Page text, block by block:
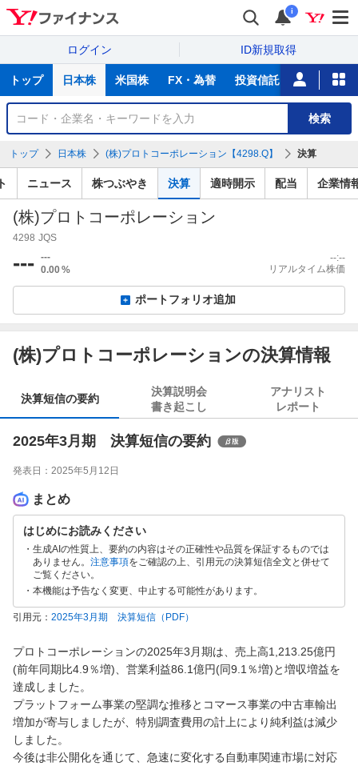
i
ログイン ID新規取得
サ
トップ 日本株 米国株 FX・為替 投資信託 ニュース
銘
検
検索
トップ 日本株 (株)プロトコーポレーション【4298.Q】 決算
ニュース 株つぶやき 決算 適時開示 配当 企業情
(株)プロトコーポレーション
4298 JQS
--- ---
0.00%
--:--
リアルタイム株価
ポートフォリオ追加
(株)プロトコーポレーションの決算情報
決算短信の要約
決算説明会
書き起こし
アナリスト
レポート
2025年3月期 決算短信の要約
発表日： 2025年5月12日
まとめ
はじめにお読みください
生成AIの性質上、要約の内容はその正確性や品質を保証するものでは
ありません。 注意事項をご確認の上、引用元の決算短信全文と併せて
ご覧ください。
本機能は予告なく変更、中止する可能性があります。
引用元： 2025年3月期 決算短信 （PDF）
プロトコーポレーションの2025年3月期は、売上高1,213.25億円
(前年同期比4.9％増)、営業利益86.1億円(同9.1％増)と増収増益を
達成しました。
プラットフォーム事業の堅調な推移とコマース事業の中古車輸出
増加が寄与しましたが、特別調査費用の計上により純利益は減少
しました。
今後は非公開化を通じて、急速に変化する自動車関連市場に対応